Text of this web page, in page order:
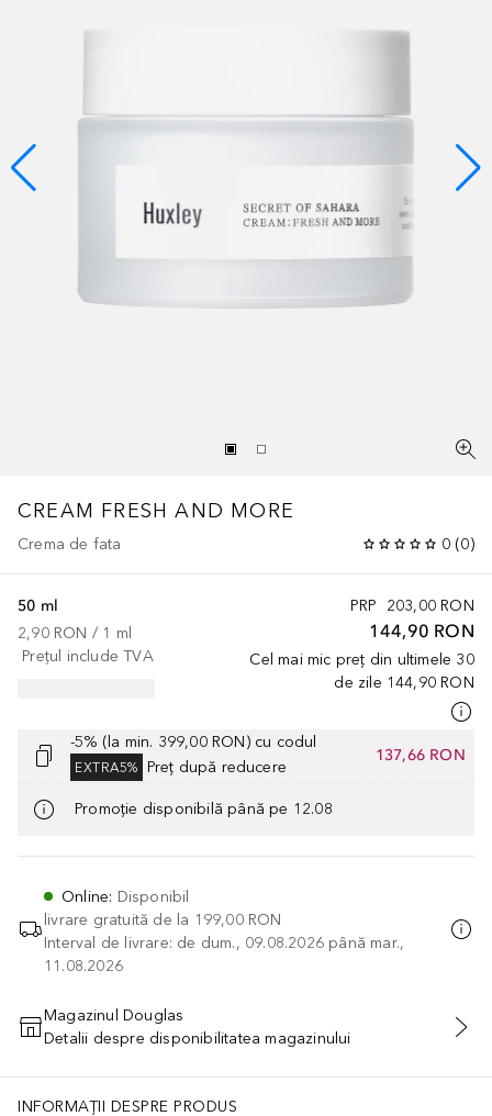
CREAM FRESH AND MORE
Crema de fata 0 (0)
PRP 203,00 RON
144,90 RON
Cel mai mic preț din ultimele 30
de zile 144,90 RON
50 ml
2,90 RON / 1 ml
Prețul include TVA
-5% (la min. 399,00 RON) cu codul
EXTRA5% Preț după reducere
137,66 RON
Promoție disponibilă până pe 12.08
Online: Disponibil
livrare gratuită de la 199,00 RON
Interval de livrare: de dum., 09.08.2026 până mar.,
11.08.2026
ADĂUGAȚI ÎN COŞ
Magazinul Douglas
Detalii despre disponibilitatea magazinului
INFORMAȚII DESPRE PRODUS